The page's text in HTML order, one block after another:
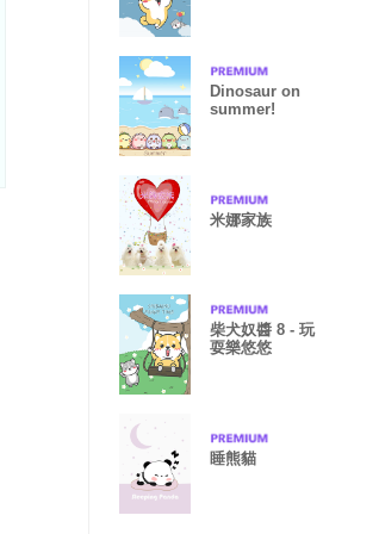
Dinosaur on
summer!
米娜家族
柴犬奴醬 8 - 玩
耍樂悠悠
睡熊貓